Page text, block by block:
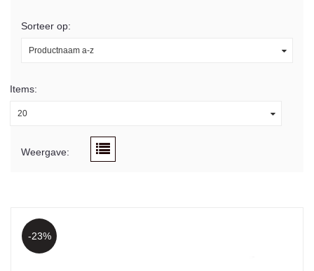
Sorteer op:
Productnaam a-z
Items:
20
Weergave:
-23%